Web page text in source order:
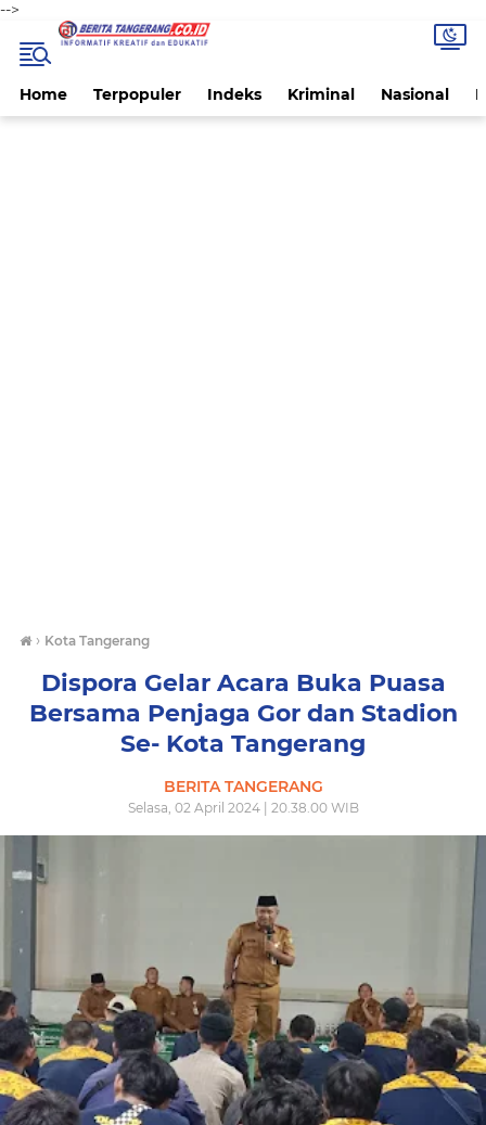
-->
Home Terpopuler Indeks Kriminal Nasional
› Kota Tangerang
Dispora Gelar Acara Buka Puasa
Bersama Penjaga Gor dan Stadion
Se- Kota Tangerang
BERITA TANGERANG
Selasa, 02 April 2024 | 20.38.00 WIB